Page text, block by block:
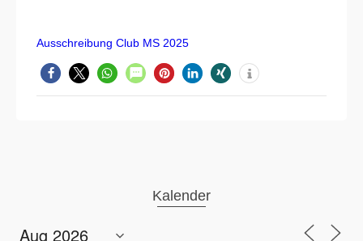
Ausschreibung Club MS 2025
Kalender